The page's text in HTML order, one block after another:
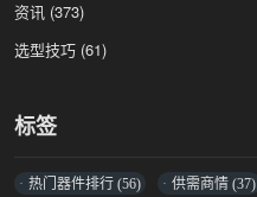
资讯 (373)
选型技巧 (61)
标签
热门器件排行(56) 供需商情(37)